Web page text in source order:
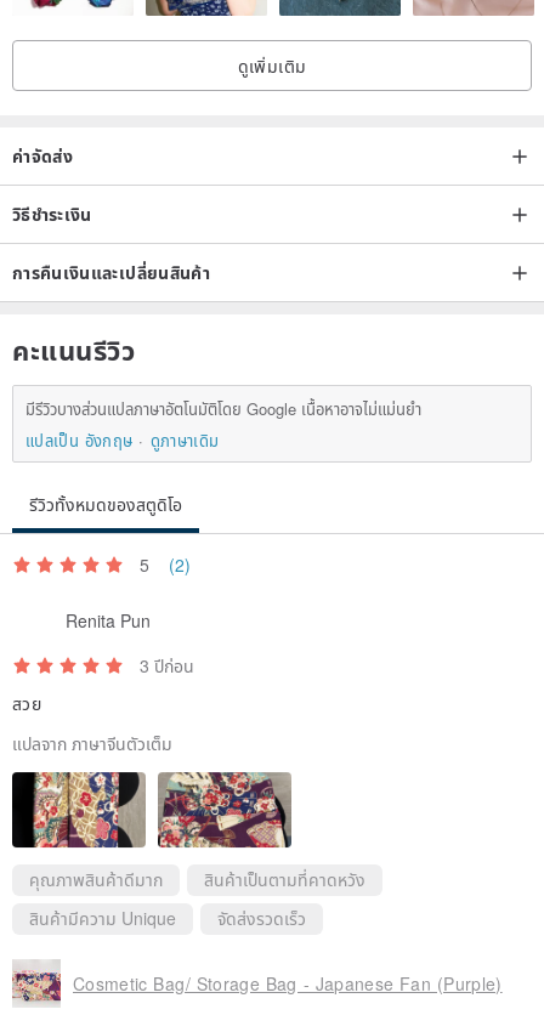
ดูเพิ่มเติม
ค่าจัดส่ง
วิธีชำระเงิน
การคืนเงินและเปลี่ยนสินค้า
คะแนนรีวิว
มีรีวิวบางส่วนแปลภาษาอัตโนมัติโดย Google เนื้อหาอาจไม่แม่นยำ
แปลเป็น อังกฤษ
ดูภาษาเดิม
รีวิวทั้งหมดของสตูดิโอ
5 (2)
Renita Pun
3 ปีก่อน
สวย
แปลจาก ภาษาจีนตัวเต็ม
คุณภาพสินค้าดีมาก
สินค้าเป็นตามที่คาดหวัง
สินค้ามีความ Unique
จัดส่งรวดเร็ว
Cosmetic Bag/ Storage Bag - Japanese Fan (Purple)